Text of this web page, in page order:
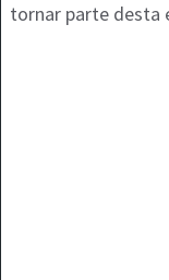
tornar parte desta